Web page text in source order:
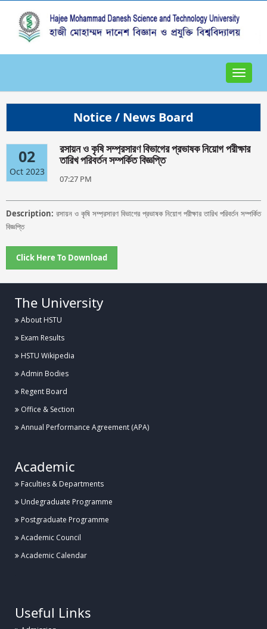
Toggle
Notice / News Board
02
Oct 2023
রসায়ন ও কৃষি সম্প্রসারণ বিভাগের প্রভাষক নিয়োগ পরীক্ষার
তারিখ পরিবর্তন সম্পর্কিত বিজ্ঞপ্তি
07:27 PM
Description: রসায়ন ও কৃষি সম্প্রসারণ বিভাগের প্রভাষক নিয়োগ পরীক্ষার তারিখ পরিবর্তন সম্পর্কিত
বিজ্ঞপ্তি
Click Here To Download
The University
About HSTU
Exam Results
HSTU Wikipedia
Admin Bodies
Regent Board
Office & Section
Annual Performance Agreement (APA)
Academic
Faculties & Departments
Undegraduate Programme
Postgraduate Programme
Academic Council
Academic Calendar
Useful Links